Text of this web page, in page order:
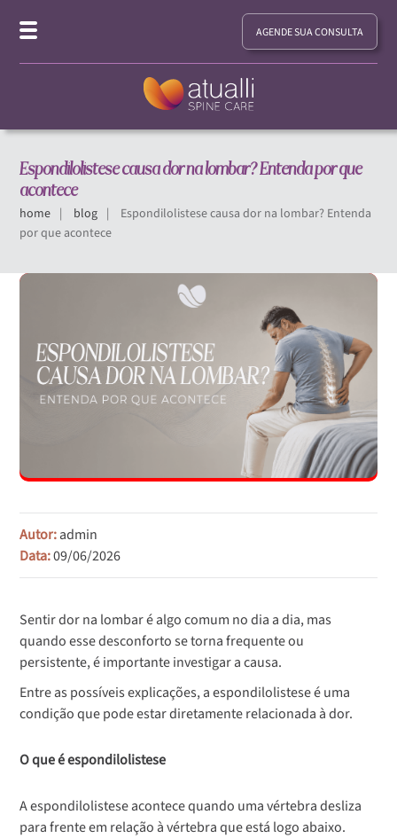
AGENDE SUA CONSULTA
Espondilolistese causa dor na lombar? Entenda por que
acontece
home blog
Espondilolistese causa dor na lombar? Entenda
por que acontece
Autor:admin
Data:09/06/2026
Sentir dor na lombar é algo comum no dia a dia, mas
quando esse desconforto se torna frequente ou
persistente, é importante investigar a causa.
Entre as possíveis explicações, a espondilolistese é uma
condição que pode estar diretamente relacionada à dor.
O que é espondilolistese
A espondilolistese acontece quando uma vértebra desliza
para frente em relação à vértebra que está logo abaixo.